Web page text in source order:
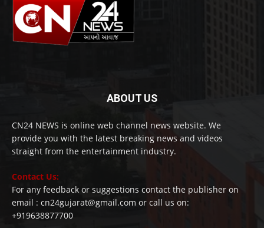
ABOUT US
CN24 NEWS is online web channel news website. We
provide you with the latest breaking news and videos
straight from the entertainment industry.
Contact Us:
For any feedback or suggestions contact the publisher on
email : cn24gujarat@gmail.com or call us on:
+919638877700